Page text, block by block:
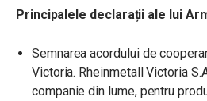
Principalele declarații ale lui
Semnarea acordului de
Victoria. Rheinmetall Victoria
companie din lume, pentru